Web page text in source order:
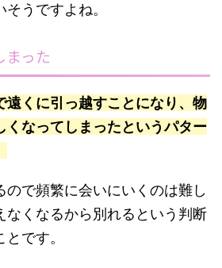
うですよね。
まった
遠くに引っ越すことになり、物
くなってしまったというパター
ので頻繁に会いにいくのは難し
なくなるから別れるという判断
です。